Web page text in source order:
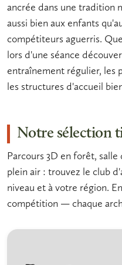
ancrée dans une tradition
aussi bien aux enfants
compétiteurs aguerris.
lors d'une séance
entraînement régulier, les
les structures d'accueil
Notre sélection
Parcours 3D en forêt,
plein air : trouvez le club
niveau et à votre région.
compétition — chaque